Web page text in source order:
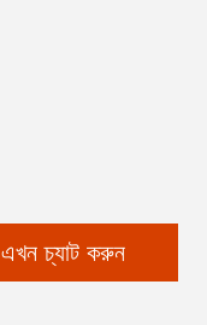
এখন চ্যাট করুন